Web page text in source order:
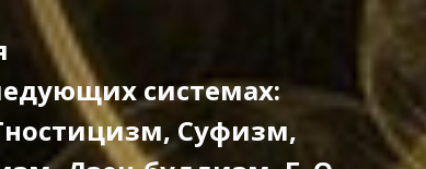
системах:
Суфизм,